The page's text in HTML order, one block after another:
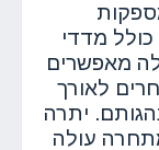
מדדי
מאפשרים
לאורך
יתרה
עולה